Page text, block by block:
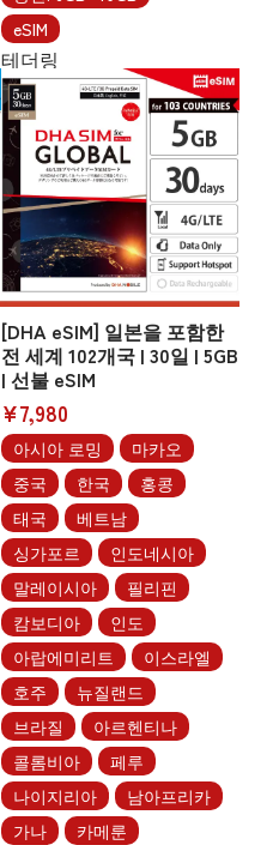
eSIM
테더링
[DHA eSIM] 일본을 포함한
전 세계 102개국 | 30일 | 5GB
| 선불 eSIM
¥7,980
아시아 로밍
마카오
중국
한국
홍콩
태국
베트남
싱가포르
인도네시아
말레이시아
필리핀
캄보디아
인도
아랍에미리트
이스라엘
호주
뉴질랜드
브라질
아르헨티나
콜롬비아
페루
나이지리아
남아프리카
가나
카메룬